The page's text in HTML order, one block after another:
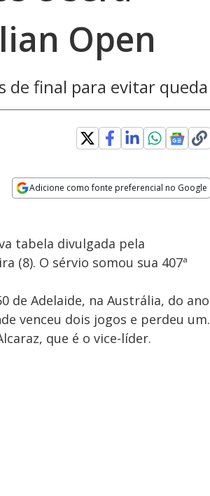
Open
de final para evitar queda
Adicione como fonte preferencial no Google
tabela divulgada pela
(8). O sérvio somou sua 407ª
de Adelaide, na Austrália, do ano
venceu dois jogos e perdeu um.
que é o vice-líder.